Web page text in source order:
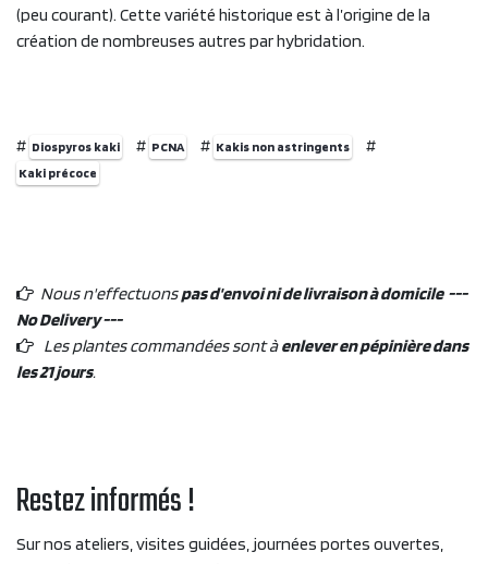
(peu courant). Cette variété historique est à l’origine de la
création de nombreuses autres par hybridation.
# Diospyros kaki # PCNA # Kakis non astringents #
Kaki précoce
Nous n'effectuonspas d'envoi ni de livraison à domicile ---
No Delivery ---
Les plantes commandées sont àenlever en pépinière dans
les 21 jours.
Restez informés !
Sur nos ateliers, visites guidées, journées portes ouvertes,